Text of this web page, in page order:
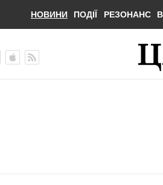
НОВИНИ ПОДІЇ РЕЗОНАНС